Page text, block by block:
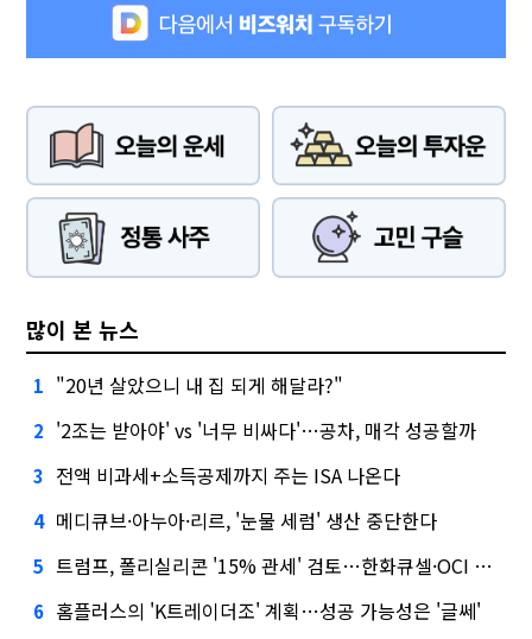
많이 본 뉴스
1 "20년 살았으니 내 집 되게 해달라?"
2 '2조는 받아야' vs '너무 비싸다'…공차, 매각 성공할까
3 전액 비과세+소득공제까지 주는 ISA 나온다
4 메디큐브·아누아·리르, '눈물 세럼' 생산 중단한다
5 트럼프, 폴리실리콘 '15% 관세' 검토…한화큐셀·OCI 영향은?
6 홈플러스의 'K트레이더조' 계획…성공 가능성은 '글쎄'